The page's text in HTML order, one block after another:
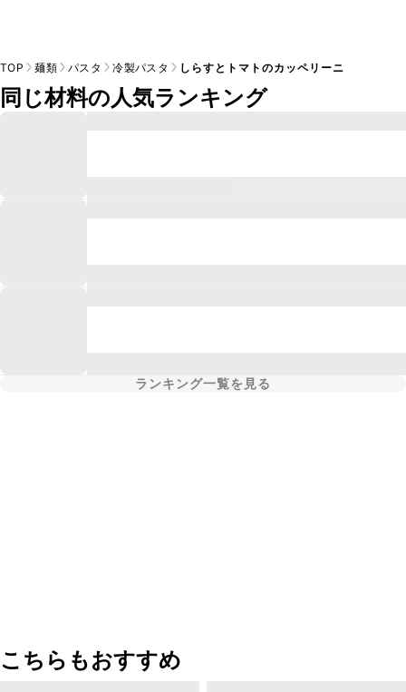
TOP 麺類 パスタ 冷製パスタ しらすとトマトのカッペリーニ
同じ材料の人気ランキング
ランキング一覧を見る
こちらもおすすめ